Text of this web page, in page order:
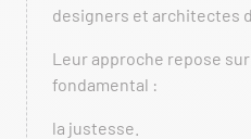
designers et architectes
Leur approche repose
fondamental :
la justesse.